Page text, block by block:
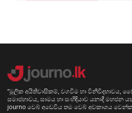
“මූලික අයිතිවාසිකම්, වගවීම හා විනිවිදභාවය,
සමාජභාවය, සාමය හා සංහිඳියාව යනාදී මහජන
journo වෙබ් අඩෙවිය තම වෙබ් අවකාශය